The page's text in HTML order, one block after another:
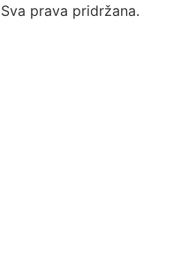
prava pridržana.